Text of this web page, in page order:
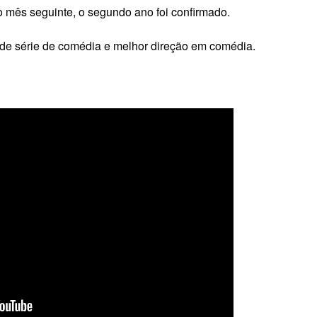
seguinte, o segundo ano foi confirmado.
série de comédia e melhor direção em comédia.